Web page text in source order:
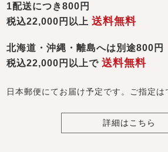
1配送につき800円
税込22,000円以上送料無料
北海道・沖縄・離島へは別途800円
税込22,000円以上で送料無料
日本郵便にてお届け予定です。ご指定は
詳細はこちら